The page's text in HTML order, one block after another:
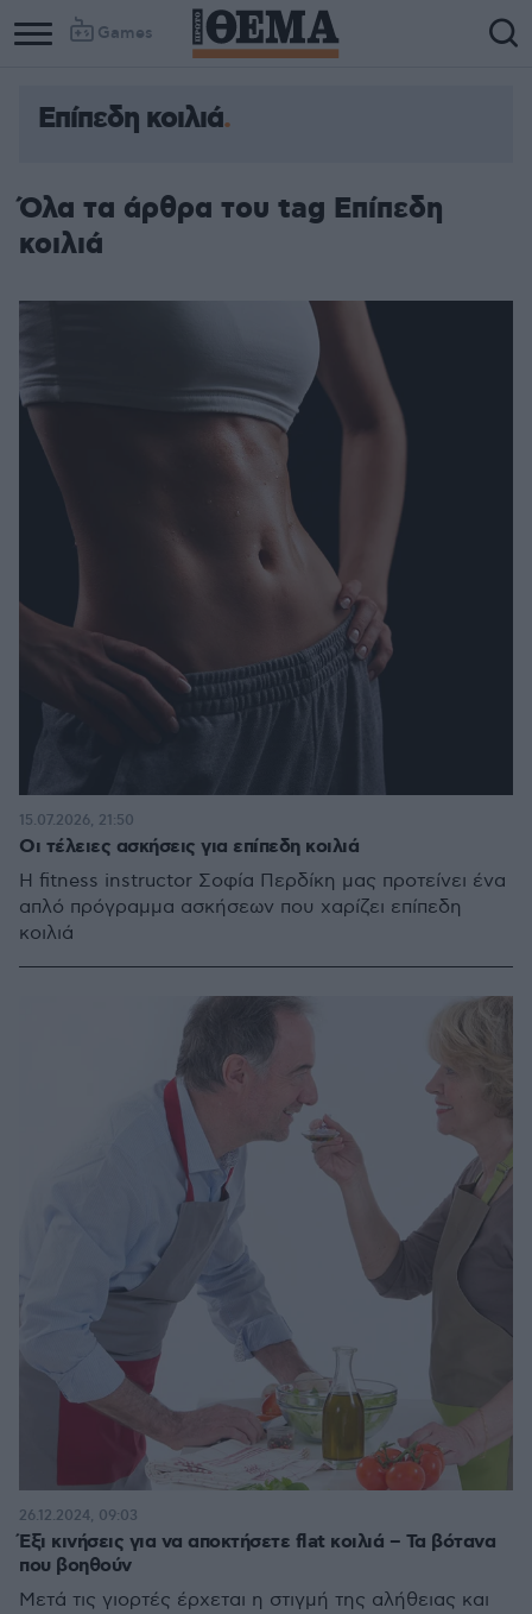
Games
Επίπεδη κοιλιά
Όλα τα άρθρα του tag Επίπεδη
κοιλιά
Οι τέλειες ασκήσεις για επίπεδη κοιλιά
Η fitness instructor Σοφία Περδίκη μας προτείνει ένα
απλό πρόγραμμα ασκήσεων που χαρίζει επίπεδη
κοιλιά
15.07.2026, 21:50
Έξι κινήσεις για να αποκτήσετε flat κοιλιά – Τα βότανα
που βοηθούν
Μετά τις γιορτές έρχεται η στιγμή της αλήθειας και
26.12.2024, 09:03